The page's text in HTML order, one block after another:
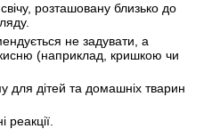
розташовану близько до
не задувати, а
(наприклад, кришкою чи
для дітей та домашніх тварин
реакції.